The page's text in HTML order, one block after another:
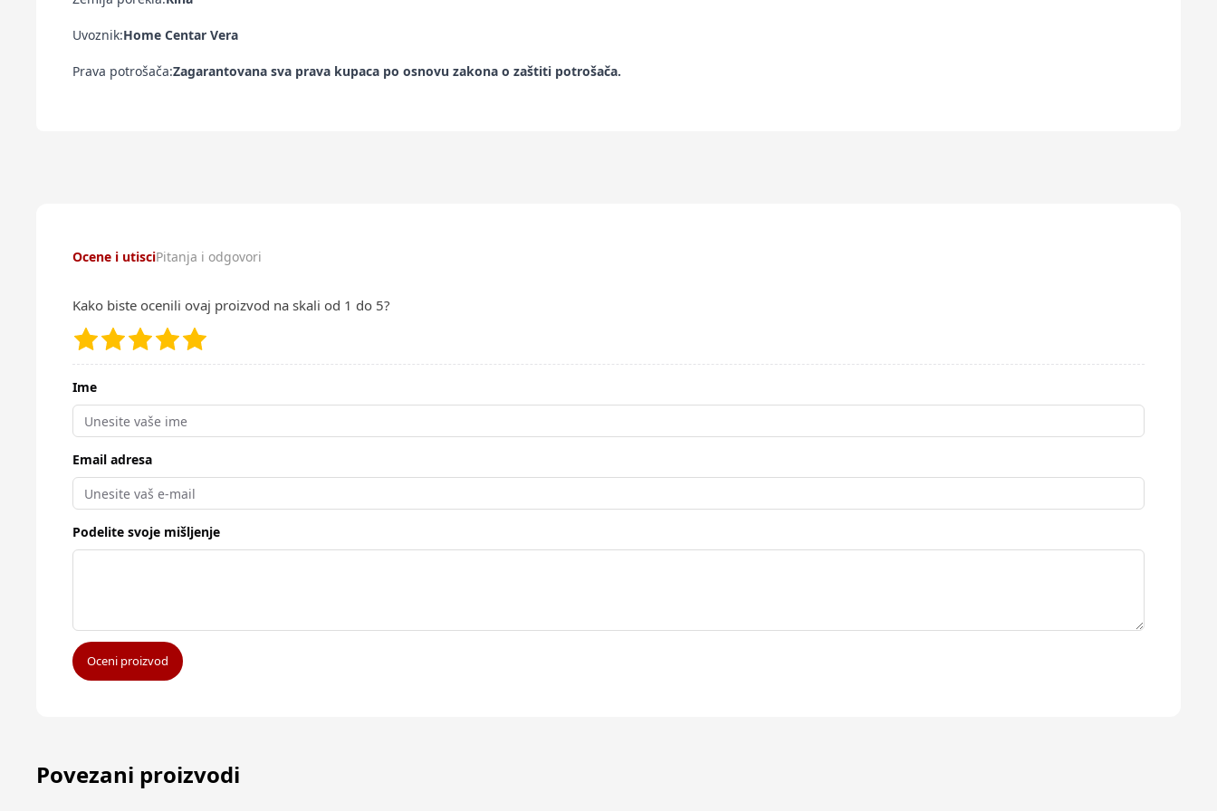
Uvoznik:Home Centar Vera
Prava potrošača:Zagarantovana sva prava kupaca po osnovu zakona o zaštiti potrošača.
Ocene i utisciPitanja i odgovori
Kako biste ocenili ovaj proizvod na skali od 1 do 5?
Ime
Email adresa
Podelite svoje mišljenje
Oceni proizvod
Povezani proizvodi